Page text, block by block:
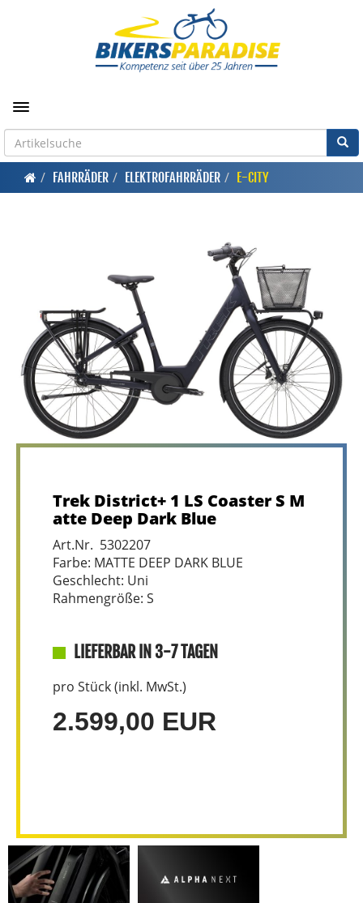
Toggle navigation
FAHRRÄDER ELEKTROFAHRRÄDER E-CITY
Trek District+ 1 LS Coaster S M
atte Deep Dark Blue
Art.Nr. 5302207
Farbe: MATTE DEEP DARK BLUE
Geschlecht: Uni
Rahmengröße: S
LIEFERBAR IN 3-7 TAGEN
pro Stück (inkl. MwSt.)
2.599,00 EUR